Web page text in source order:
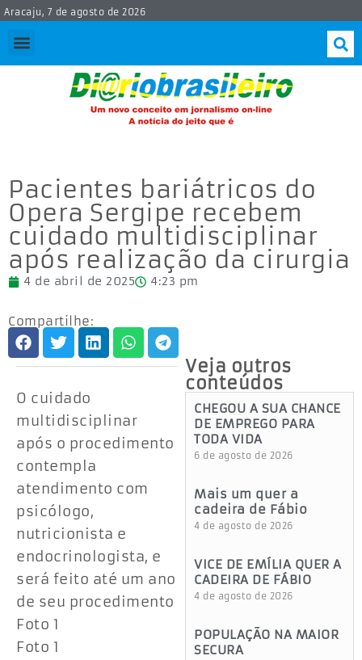
Aracaju, 7 de agosto de 2026
Pacientes bariátricos do
Opera Sergipe recebem
cuidado multidisciplinar
após realização da cirurgia
4 de abril de 2025 4:23 pm
Compartilhe:
O cuidado
multidisciplinar
após o procedimento
contempla
atendimento com
psicólogo,
nutricionista e
endocrinologista, e
será feito até um ano
de seu procedimento
Foto 1
Foto 1
Veja outros
conteúdos
CHEGOU A SUA CHANCE
DE EMPREGO PARA
TODA VIDA
6 de agosto de 2026
Mais um quer a
cadeira de Fábio
4 de agosto de 2026
VICE DE EMÍLIA QUER A
CADEIRA DE FÁBIO
4 de agosto de 2026
POPULAÇÃO NA MAIOR
SECURA